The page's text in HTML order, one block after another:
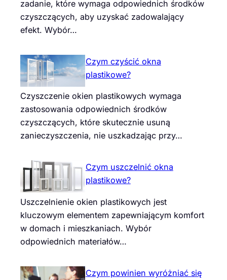
zadanie, które wymaga odpowiednich środków
czyszczących, aby uzyskać zadowalający
efekt. Wybór…
Czym czyścić okna
plastikowe?
Czyszczenie okien plastikowych wymaga
zastosowania odpowiednich środków
czyszczących, które skutecznie usuną
zanieczyszczenia, nie uszkadzając przy…
Czym uszczelnić okna
plastikowe?
Uszczelnienie okien plastikowych jest
kluczowym elementem zapewniającym komfort
w domach i mieszkaniach. Wybór
odpowiednich materiałów…
Czym powinien wyróżniać się